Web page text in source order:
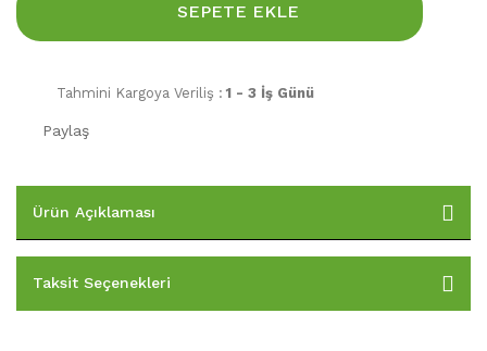
SEPETE EKLE
Tahmini Kargoya Veriliş : 1 - 3 İş Günü
Paylaş
Ürün Açıklaması
Taksit Seçenekleri